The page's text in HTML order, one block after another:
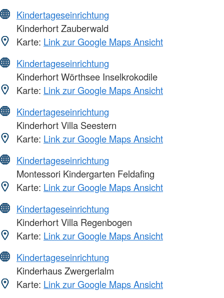
Kindertageseinrichtung
Kinderhort Zauberwald
Karte: Link zur Google Maps Ansicht
Kindertageseinrichtung
Kinderhort Wörthsee Inselkrokodile
Karte: Link zur Google Maps Ansicht
Kindertageseinrichtung
Kinderhort Villa Seestern
Karte: Link zur Google Maps Ansicht
Kindertageseinrichtung
Montessori Kindergarten Feldafing
Karte: Link zur Google Maps Ansicht
Kindertageseinrichtung
Kinderhort Villa Regenbogen
Karte: Link zur Google Maps Ansicht
Kindertageseinrichtung
Kinderhaus Zwergerlalm
Karte: Link zur Google Maps Ansicht